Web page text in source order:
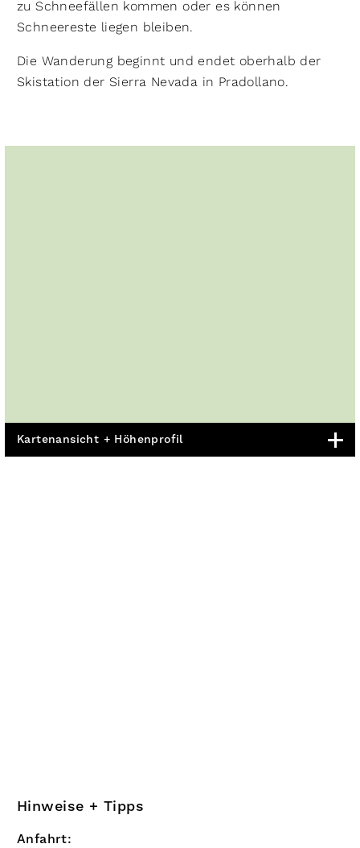
zu Schneefällen kommen oder es können
Schneereste liegen bleiben.
Die Wanderung beginnt und endet oberhalb der
Skistation der Sierra Nevada in Pradollano.
Kartenansicht + Höhenprofil
Hinweise + Tipps
Anfahrt: